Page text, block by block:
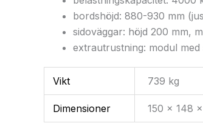
bordshöjd: 880-930 mm
sidoväggar: höjd 200 mm,
extrautrustning: modul
Vikt 739 kg
Dimensioner 150 × 148